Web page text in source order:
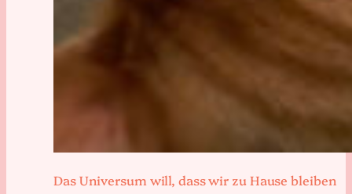
Das Universum will, dass wir zu Hause bleiben